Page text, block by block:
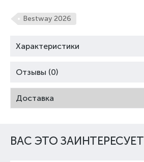
Bestway 2026
Характеристики
Отзывы (0)
Доставка
ВАС ЭТО ЗАИНТЕРЕСУЕТ